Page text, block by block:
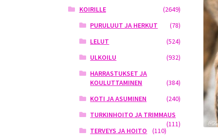
KOIRILLE
(2649)
PURULUUT JA HERKUT
(78)
LELUT
(524)
ULKOILU
(932)
HARRASTUKSET JA
KOULUTTAMINEN
(384)
KOTI JA ASUMINEN
(240)
TURKINHOITO JA TRIMMAUS
(111)
TERVEYS JA HOITO
(110)